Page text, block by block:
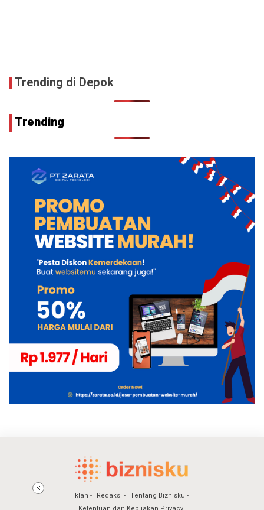
Trending di Depok
Trending
Iklan Redaksi
Tentang Biznisku